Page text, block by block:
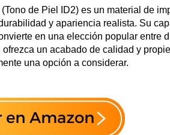
de Piel ID2) es un material de
y apariencia realista. Su
en una elección popular entre
un acabado de calidad y
una opción a considerar.